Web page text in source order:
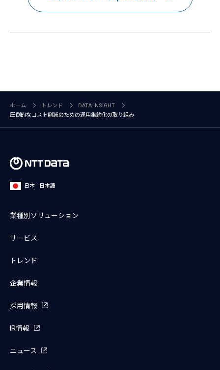
ホーム トレンド
DATA INSIGHT
圧倒的なコスト削減のための運用集約化の取り組み
日本 - 日本語
業種別ソリューション
サービス
トレンド
企業情報
採用情報
IR情報
ニュース